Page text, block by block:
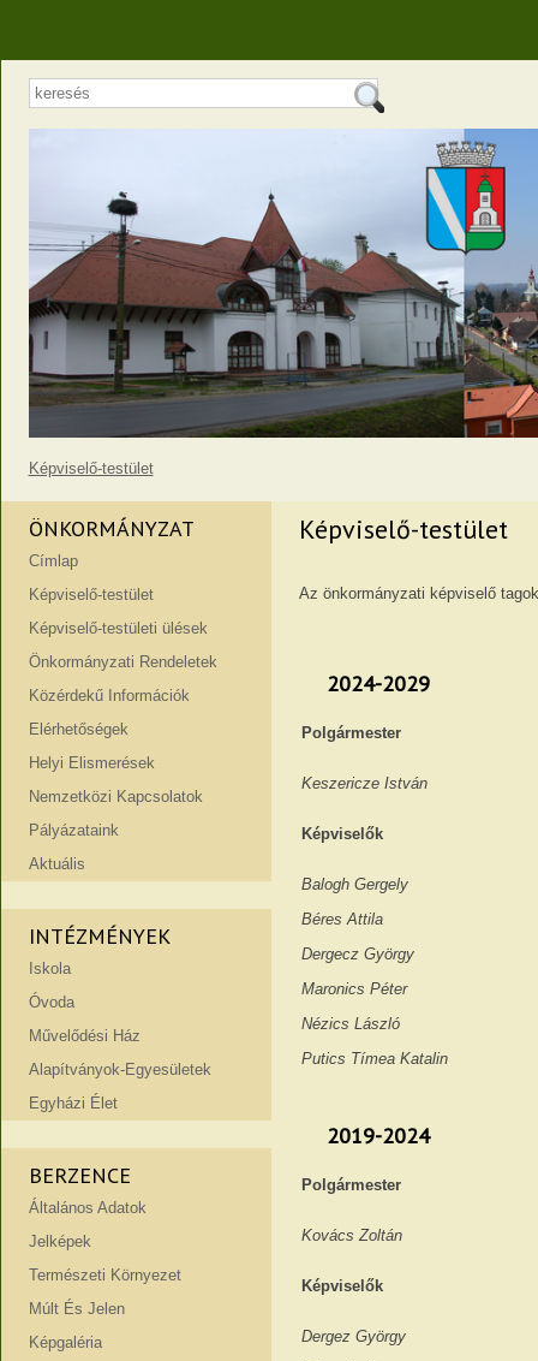
Képviselő-testület
ÖNKORMÁNYZAT
Címlap
Képviselő-testület
Képviselő-testületi ülések
Önkormányzati Rendeletek
Közérdekű Információk
Elérhetőségek
Helyi Elismerések
Nemzetközi Kapcsolatok
Pályázataink
Aktuális
INTÉZMÉNYEK
Iskola
Óvoda
Művelődési Ház
Alapítványok-Egyesületek
Egyházi Élet
BERZENCE
Általános Adatok
Jelképek
Természeti Környezet
Múlt És Jelen
Képgaléria
Képviselő-testület
Az önkormányzati képviselő
2024-2029
Polgármester
Keszericze István
Képviselők
Balogh Gergely
Béres
Dergecz György
Maronics Péter
Nézics László
Putics Tímea Katalin
2019-2024
Polgármester
Kovács Zoltán
Képviselők
Dergez György